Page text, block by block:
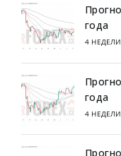
года
4 НЕДЕЛИ
года
4 НЕДЕЛИ